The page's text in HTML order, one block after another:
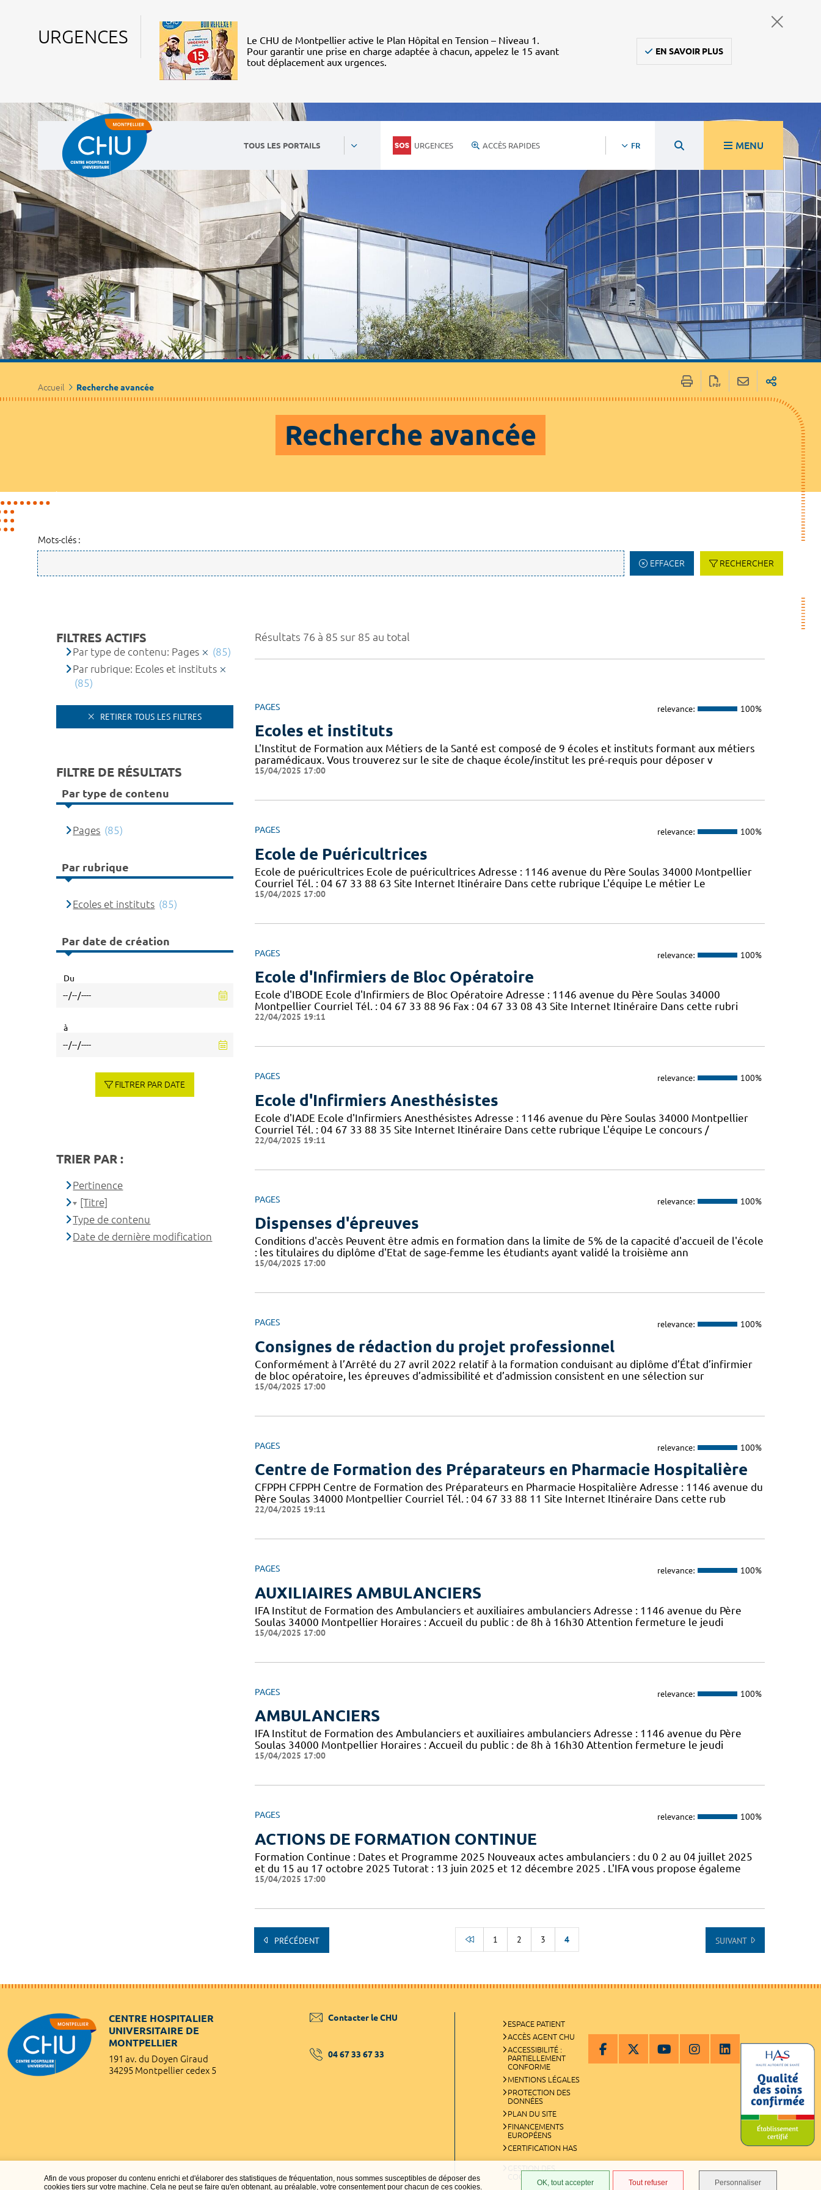
Afin de vous proposer du contenu enrichi et d'élaborer des statistiques de fréquentation, nous sommes susceptibles de déposer des
cookies tiers sur votre machine. Cela ne peut se faire qu'en obtenant, au préalable, votre consentement pour chacun de ces cookies.
OK, tout accepter Tout refuser Personnaliser
URGENCES
Le CHU de Montpellier active le Plan Hôpital en Tension – Niveau 1.
Pour garantir une prise en charge adaptée à chacun, appelez le 15 avant
tout déplacement aux urgences.
EN SAVOIR PLUS
TOUS LES PORTAILS URGENCES ACCÈS RAPIDES FR MENU
Accueil Recherche avancée
Recherche avancée
Mots-clés :
EFFACER RECHERCHER
Résultats 76 à 85 sur 85 au total
PAGES relevance: 100%
Ecoles et instituts
L'Institut de Formation aux Métiers de la Santé est composé de 9 écoles et instituts formant aux métiers
paramédicaux. Vous trouverez sur le site de chaque école/institut les pré-requis pour déposer v
15/04/2025 17:00
PAGES relevance: 100%
Ecole de Puéricultrices
Ecole de puéricultrices Ecole de puéricultrices Adresse : 1146 avenue du Père Soulas 34000 Montpellier
Courriel Tél. : 04 67 33 88 63 Site Internet Itinéraire Dans cette rubrique L'équipe Le métier Le
15/04/2025 17:00
PAGES relevance: 100%
Ecole d'Infirmiers de Bloc Opératoire
Ecole d'IBODE Ecole d'Infirmiers de Bloc Opératoire Adresse : 1146 avenue du Père Soulas 34000
Montpellier Courriel Tél. : 04 67 33 88 96 Fax : 04 67 33 08 43 Site Internet Itinéraire Dans cette rubri
22/04/2025 19:11
PAGES relevance: 100%
Ecole d'Infirmiers Anesthésistes
Ecole d'IADE Ecole d'Infirmiers Anesthésistes Adresse : 1146 avenue du Père Soulas 34000 Montpellier
Courriel Tél. : 04 67 33 88 35 Site Internet Itinéraire Dans cette rubrique L'équipe Le concours /
22/04/2025 19:11
PAGES relevance: 100%
Dispenses d'épreuves
Conditions d'accès Peuvent être admis en formation dans la limite de 5% de la capacité d'accueil de l'école
: les titulaires du diplôme d'Etat de sage-femme les étudiants ayant validé la troisième ann
15/04/2025 17:00
PAGES relevance: 100%
Consignes de rédaction du projet professionnel
Conformément à l’Arrêté du 27 avril 2022 relatif à la formation conduisant au diplôme d’État d’infirmier
de bloc opératoire, les épreuves d’admissibilité et d’admission consistent en une sélection sur
15/04/2025 17:00
PAGES relevance: 100%
Centre de Formation des Préparateurs en Pharmacie Hospitalière
CFPPH CFPPH Centre de Formation des Préparateurs en Pharmacie Hospitalière Adresse : 1146 avenue du
Père Soulas 34000 Montpellier Courriel Tél. : 04 67 33 88 11 Site Internet Itinéraire Dans cette rub
22/04/2025 19:11
PAGES relevance: 100%
AUXILIAIRES AMBULANCIERS
IFA Institut de Formation des Ambulanciers et auxiliaires ambulanciers Adresse : 1146 avenue du Père
Soulas 34000 Montpellier Horaires : Accueil du public : de 8h à 16h30 Attention fermeture le jeudi
15/04/2025 17:00
PAGES relevance: 100%
AMBULANCIERS
IFA Institut de Formation des Ambulanciers et auxiliaires ambulanciers Adresse : 1146 avenue du Père
Soulas 34000 Montpellier Horaires : Accueil du public : de 8h à 16h30 Attention fermeture le jeudi
15/04/2025 17:00
PAGES relevance: 100%
ACTIONS DE FORMATION CONTINUE
Formation Continue : Dates et Programme 2025 Nouveaux actes ambulanciers : du 0 2 au 04 juillet 2025
et du 15 au 17 octobre 2025 Tutorat : 13 juin 2025 et 12 décembre 2025 . L'IFA vous propose égaleme
15/04/2025 17:00
PRÉCÉDENT 1 2 3 4 SUIVANT
FILTRES ACTIFS
Par type de contenu: Pages
(85)
Par rubrique: Ecoles et instituts
(85)
RETIRER TOUS LES FILTRES
FILTRE DE RÉSULTATS
Par type de contenu
Pages (85)
Par rubrique
Ecoles et instituts (85)
Par date de création
Du
à
FILTRER PAR DATE
TRIER PAR :
Pertinence
[Titre]
Type de contenu
Date de dernière modification
CENTRE HOSPITALIER
UNIVERSITAIRE DE
MONTPELLIER
191 av. du Doyen Giraud
34295 Montpellier cedex 5
Contacter le CHU
04 67 33 67 33
ESPACE PATIENT
ACCÈS AGENT CHU
ACCESSIBILITÉ :
PARTIELLEMENT
CONFORME
MENTIONS LÉGALES
PROTECTION DES
DONNÉES
PLAN DU SITE
FINANCEMENTS
EUROPÉENS
CERTIFICATION HAS
GESTION DES
COOKIES